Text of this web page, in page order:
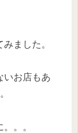
ました。
いお店もあ
。。